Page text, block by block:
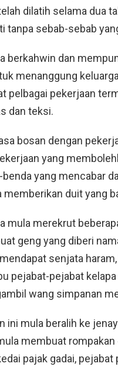
dilatih selama dua
tanpa sebab-sebab
berkahwin dan
menanggung
pelbagai pekerjaan
dan teksi.
bosan dengan
yang
yang mencabar
memberikan duit yang
mula merekrut
geng yang diberi nama
senjata
pejabat-pejabat
wang simpanan
ini mula beralih ke
membuat rompakan
pajak gadai, pejabat